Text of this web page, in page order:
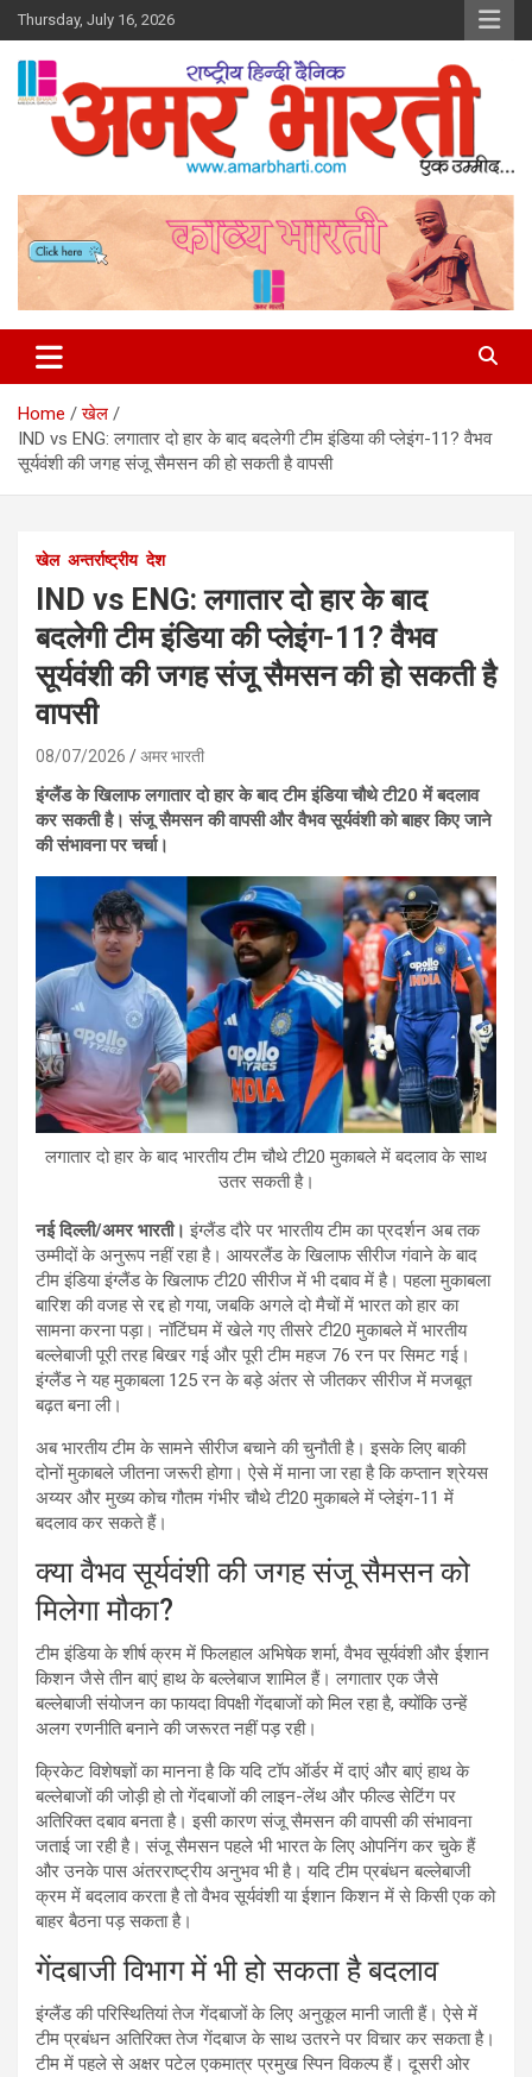
Skip
to
content
Thursday, July 16, 2026
Amar Bharti Media Group
Home
खेल
IND vs ENG: लगातार दो हार के बाद बदलेगी टीम इंडिया की प्लेइंग-11? वैभव
सूर्यवंशी की जगह संजू सैमसन की हो सकती है वापसी
खेल अन्तर्राष्ट्रीय देश
IND vs ENG: लगातार दो हार के बाद
बदलेगी टीम इंडिया की प्लेइंग-11? वैभव
सूर्यवंशी की जगह संजू सैमसन की हो सकती है
वापसी
08/07/2026 अमर भारती
इंग्लैंड के खिलाफ लगातार दो हार के बाद टीम इंडिया चौथे टी20 में बदलाव
कर सकती है। संजू सैमसन की वापसी और वैभव सूर्यवंशी को बाहर किए जाने
की संभावना पर चर्चा।
लगातार दो हार के बाद भारतीय टीम चौथे टी20 मुकाबले में बदलाव के साथ
उतर सकती है।
नई दिल्ली/अमर भारती। इंग्लैंड दौरे पर भारतीय टीम का प्रदर्शन अब तक
उम्मीदों के अनुरूप नहीं रहा है। आयरलैंड के खिलाफ सीरीज गंवाने के बाद
टीम इंडिया इंग्लैंड के खिलाफ टी20 सीरीज में भी दबाव में है। पहला मुकाबला
बारिश की वजह से रद्द हो गया, जबकि अगले दो मैचों में भारत को हार का
सामना करना पड़ा। नॉटिंघम में खेले गए तीसरे टी20 मुकाबले में भारतीय
बल्लेबाजी पूरी तरह बिखर गई और पूरी टीम महज 76 रन पर सिमट गई।
इंग्लैंड ने यह मुकाबला 125 रन के बड़े अंतर से जीतकर सीरीज में मजबूत
बढ़त बना ली।
अब भारतीय टीम के सामने सीरीज बचाने की चुनौती है। इसके लिए बाकी
दोनों मुकाबले जीतना जरूरी होगा। ऐसे में माना जा रहा है कि कप्तान श्रेयस
अय्यर और मुख्य कोच गौतम गंभीर चौथे टी20 मुकाबले में प्लेइंग-11 में
बदलाव कर सकते हैं।
क्या वैभव सूर्यवंशी की जगह संजू सैमसन को
मिलेगा मौका?
टीम इंडिया के शीर्ष क्रम में फिलहाल अभिषेक शर्मा, वैभव सूर्यवंशी और ईशान
किशन जैसे तीन बाएं हाथ के बल्लेबाज शामिल हैं। लगातार एक जैसे
बल्लेबाजी संयोजन का फायदा विपक्षी गेंदबाजों को मिल रहा है, क्योंकि उन्हें
अलग रणनीति बनाने की जरूरत नहीं पड़ रही।
क्रिकेट विशेषज्ञों का मानना है कि यदि टॉप ऑर्डर में दाएं और बाएं हाथ के
बल्लेबाजों की जोड़ी हो तो गेंदबाजों की लाइन-लेंथ और फील्ड सेटिंग पर
अतिरिक्त दबाव बनता है। इसी कारण संजू सैमसन की वापसी की संभावना
जताई जा रही है। संजू सैमसन पहले भी भारत के लिए ओपनिंग कर चुके हैं
और उनके पास अंतरराष्ट्रीय अनुभव भी है। यदि टीम प्रबंधन बल्लेबाजी
क्रम में बदलाव करता है तो वैभव सूर्यवंशी या ईशान किशन में से किसी एक को
बाहर बैठना पड़ सकता है।
गेंदबाजी विभाग में भी हो सकता है बदलाव
इंग्लैंड की परिस्थितियां तेज गेंदबाजों के लिए अनुकूल मानी जाती हैं। ऐसे में
टीम प्रबंधन अतिरिक्त तेज गेंदबाज के साथ उतरने पर विचार कर सकता है।
टीम में पहले से अक्षर पटेल एकमात्र प्रमुख स्पिन विकल्प हैं। दूसरी ओर